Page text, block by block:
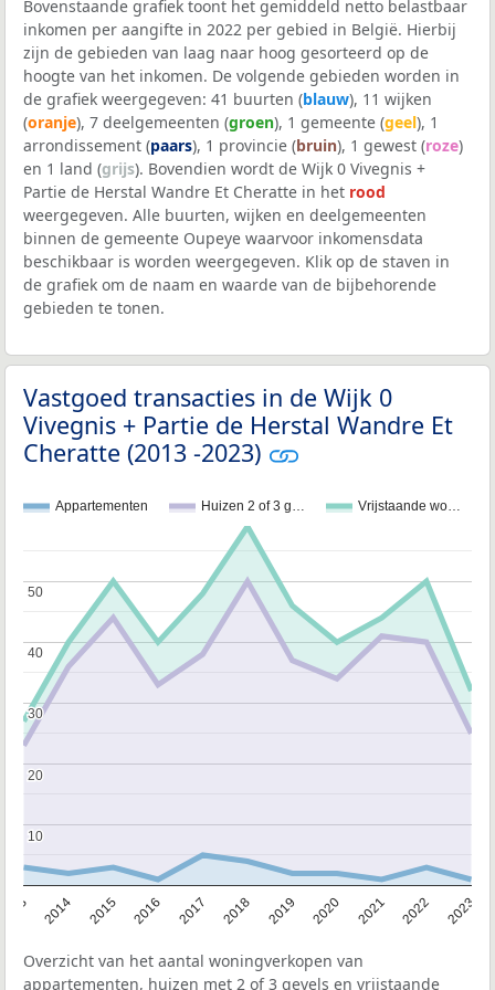
Bovenstaande grafiek toont het gemiddeld netto belastbaar
inkomen per aangifte in 2022 per gebied in België. Hierbij
zijn de gebieden van laag naar hoog gesorteerd op de
hoogte van het inkomen. De volgende gebieden worden in
de grafiek weergegeven: 41 buurten (blauw), 11 wijken
(oranje), 7 deelgemeenten (groen), 1 gemeente (geel), 1
arrondissement (paars), 1 provincie (bruin), 1 gewest (roze)
en 1 land (grijs). Bovendien wordt de Wijk 0 Vivegnis +
Partie de Herstal Wandre Et Cheratte in het rood
weergegeven. Alle buurten, wijken en deelgemeenten
binnen de gemeente Oupeye waarvoor inkomensdata
beschikbaar is worden weergegeven. Klik op de staven in
de grafiek om de naam en waarde van de bijbehorende
gebieden te tonen.
Vastgoed transacties in de Wijk 0
Vivegnis + Partie de Herstal Wandre Et
Cheratte (2013 -2023)
Appartementen Huizen 2 of 3 g… Vrijstaande wo…
2014 2015 2016 2017 2018 2019 2020 2021 2022 2023
10
10
20
20
30
30
40
40
50
50
Overzicht van het aantal woningverkopen van
appartementen, huizen met 2 of 3 gevels en vrijstaande